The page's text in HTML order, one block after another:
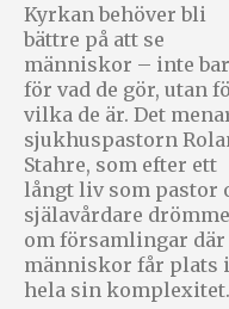
Kyrkan behöver bli
bättre på att se
människor – inte
för vad de gör, utan
vilka de är. Det
sjukhuspastorn
Stahre, som efter ett
långt liv som pastor
själavårdare
om församlingar där
människor får plats i
hela sin komplexitet.